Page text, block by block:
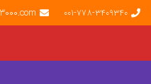
001-778-3409340